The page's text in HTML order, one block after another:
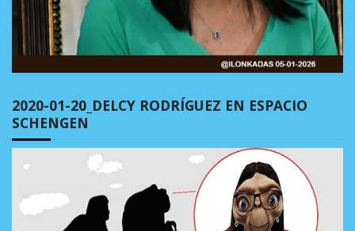
2020-01-20_DELCY RODRÍGUEZ EN ESPACIO
SCHENGEN